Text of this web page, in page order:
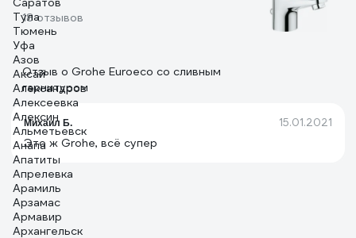
18 отзывов
Отзыв о Grohe Euroeco со сливным
гарнитуром
Михаил Б. 15.01.2021
Это ж Grohe, всё супер
Тула
Тюмень
Уфа
Азов
Аксай
Александров
Алексеевка
Алексин
Альметьевск
Анапа
Апатиты
Апрелевка
Арамиль
Арзамас
Армавир
Архангельск